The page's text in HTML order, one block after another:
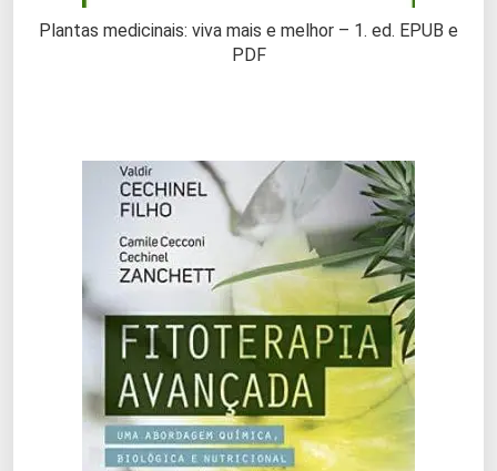
Plantas medicinais: viva mais e melhor – 1. ed. EPUB e
PDF